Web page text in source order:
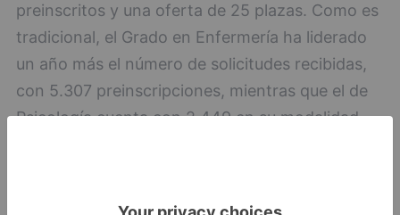
preinscritos y una oferta de 25 plazas. Como es
tradicional, el Grado en Enfermería ha liderado
un año más el número de solicitudes recibidas,
con 5.307 preinscripciones, mientras que el de
Psicología cuenta con 2.449 en su modalidad